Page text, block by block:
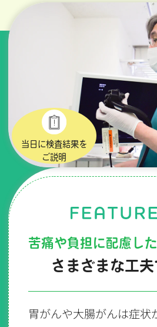
当日に検査結果を
ご説明
苦痛や負担に配慮し
さまざまな工
胃がんや大腸がんは症状